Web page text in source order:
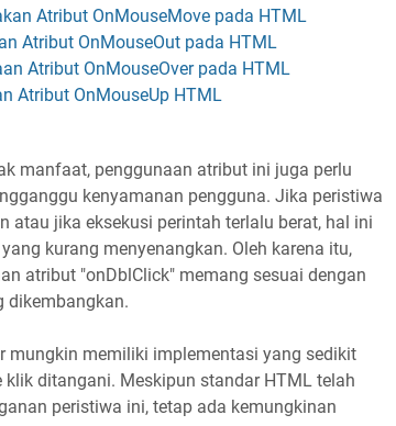
Atribut OnMouseMove pada HTML
Atribut OnMouseOut pada HTML
Atribut OnMouseOver pada HTML
Atribut OnMouseUp HTML
manfaat, penggunaan atribut ini juga perlu
kenyamanan pengguna. Jika peristiwa
atau jika eksekusi perintah terlalu berat, hal ini
kurang menyenangkan. Oleh karena itu,
atribut "onDblClick" memang sesuai dengan
dikembangkan.
mungkin memiliki implementasi yang sedikit
ditangani. Meskipun standar HTML telah
peristiwa ini, tetap ada kemungkinan